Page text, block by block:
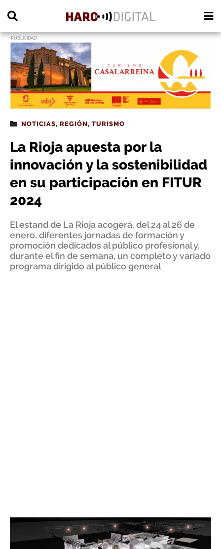
PUBLICIDAD
NOTICIAS, REGIÓN, TURISMO
La Rioja apuesta por la
innovación y la sostenibilidad
en su participación en FITUR
2024
El estand de La Rioja acogerá, del 24 al 26 de
enero, diferentes jornadas de formación y
promoción dedicados al público profesional y,
durante el fin de semana, un completo y variado
programa dirigido al público general